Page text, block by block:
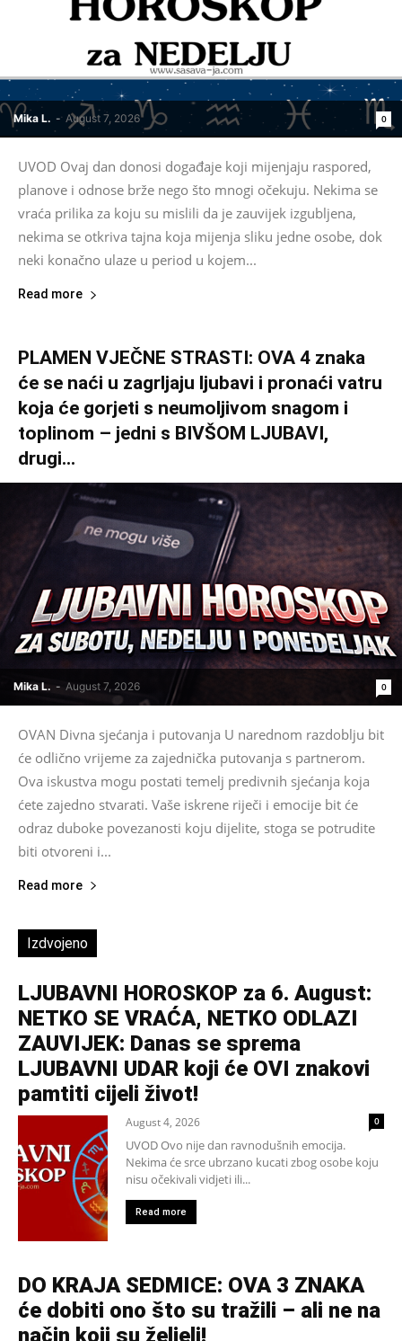
Mika L. - August 7, 2026 0
UVOD Ovaj dan donosi događaje koji mijenjaju raspored,
planove i odnose brže nego što mnogi očekuju. Nekima se
vraća prilika za koju su mislili da je zauvijek izgubljena,
nekima se otkriva tajna koja mijenja sliku jedne osobe, dok
neki konačno ulaze u period u kojem...
Read more
PLAMEN VJEČNE STRASTI: OVA 4 znaka
će se naći u zagrljaju ljubavi i pronaći vatru
koja će gorjeti s neumoljivom snagom i
toplinom – jedni s BIVŠOM LJUBAVI,
drugi...
Mika L. - August 7, 2026 0
OVAN Divna sjećanja i putovanja U narednom razdoblju bit
će odlično vrijeme za zajednička putovanja s partnerom.
Ova iskustva mogu postati temelj predivnih sjećanja koja
ćete zajedno stvarati. Vaše iskrene riječi i emocije bit će
odraz duboke povezanosti koju dijelite, stoga se potrudite
biti otvoreni i...
Read more
Izdvojeno
LJUBAVNI HOROSKOP za 6. August:
NETKO SE VRAĆA, NETKO ODLAZI
ZAUVIJEK: Danas se sprema
LJUBAVNI UDAR koji će OVI znakovi
pamtiti cijeli život!
August 4, 2026 0
UVOD Ovo nije dan ravnodušnih emocija.
Nekima će srce ubrzano kucati zbog osobe koju
nisu očekivali vidjeti ili...
Read more
DO KRAJA SEDMICE: OVA 3 ZNAKA
će dobiti ono što su tražili – ali ne na
način koji su željeli!